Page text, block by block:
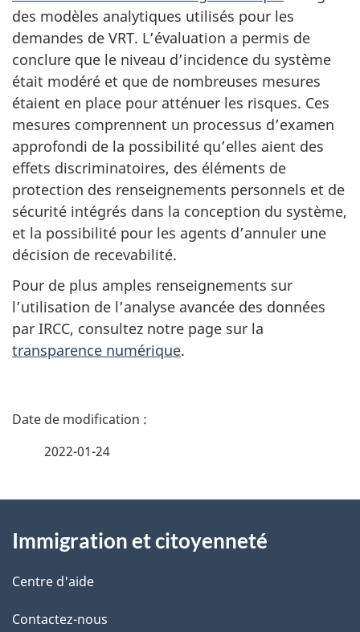
des modèles analytiques utilisés pour les
demandes de VRT. L’évaluation a permis de
conclure que le niveau d’incidence du système
était modéré et que de nombreuses mesures
étaient en place pour atténuer les risques. Ces
mesures comprennent un processus d’examen
approfondi de la possibilité qu’elles aient des
effets discriminatoires, des éléments de
protection des renseignements personnels et de
sécurité intégrés dans la conception du système,
et la possibilité pour les agents d’annuler une
décision de recevabilité.
Pour de plus amples renseignements sur
l’utilisation de l’analyse avancée des données
par IRCC, consultez notre page sur la
transparence numérique.
D
i
l
s
2022-01-24
propos
de
ce
Immigration et citoyenneté
Centre d'aide
Contactez-nous